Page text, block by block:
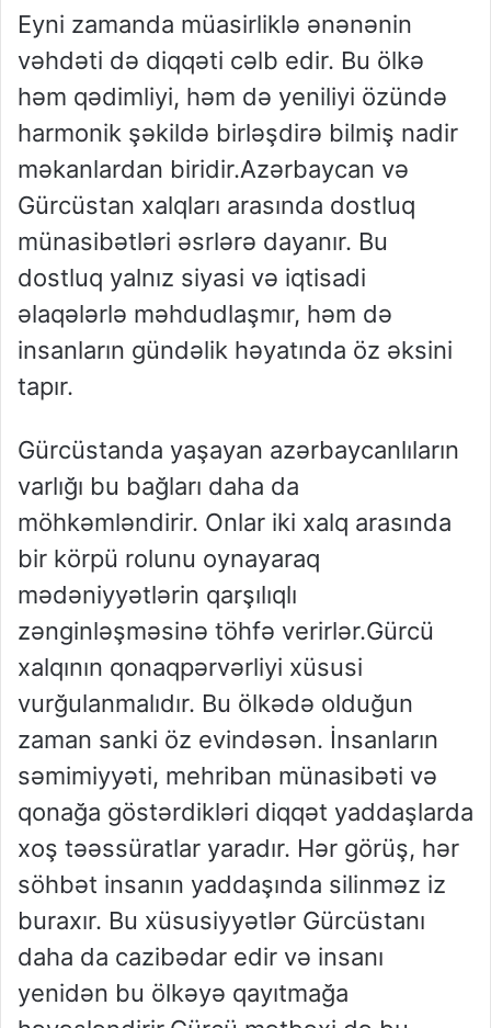
Eyni zamanda müasirliklə ənənənin
vəhdəti də diqqəti cəlb edir. Bu ölkə
həm qədimliyi, həm də yeniliyi özündə
harmonik şəkildə birləşdirə bilmiş nadir
məkanlardan biridir.Azərbaycan və
Gürcüstan xalqları arasında dostluq
münasibətləri əsrlərə dayanır. Bu
dostluq yalnız siyasi və iqtisadi
əlaqələrlə məhdudlaşmır, həm də
insanların gündəlik həyatında öz əksini
tapır.
Gürcüstanda yaşayan azərbaycanlıların
varlığı bu bağları daha da
möhkəmləndirir. Onlar iki xalq arasında
bir körpü rolunu oynayaraq
mədəniyyətlərin qarşılıqlı
zənginləşməsinə töhfə verirlər.Gürcü
xalqının qonaqpərvərliyi xüsusi
vurğulanmalıdır. Bu ölkədə olduğun
zaman sanki öz evindəsən. İnsanların
səmimiyyəti, mehriban münasibəti və
qonağa göstərdikləri diqqət yaddaşlarda
xoş təəssüratlar yaradır. Hər görüş, hər
söhbət insanın yaddaşında silinməz iz
buraxır. Bu xüsusiyyətlər Gürcüstanı
daha da cazibədar edir və insanı
yenidən bu ölkəyə qayıtmağa